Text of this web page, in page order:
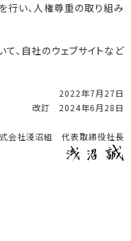
行い、人権尊重の取り組み
、自社のウェブサイトなど
2022年7月27日
改訂 2024年6月28日
会社淺沼組 代表取締役社長